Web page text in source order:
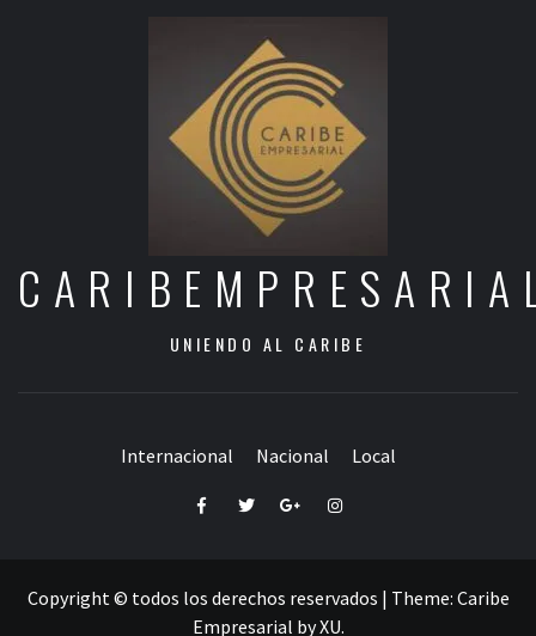
UNIENDO AL CARIBE
Internacional Nacional Local
FacebookTwitterGoogle+Instagram
Copyright © todos los derechos reservados | Theme: Caribe
Empresarial byXU.